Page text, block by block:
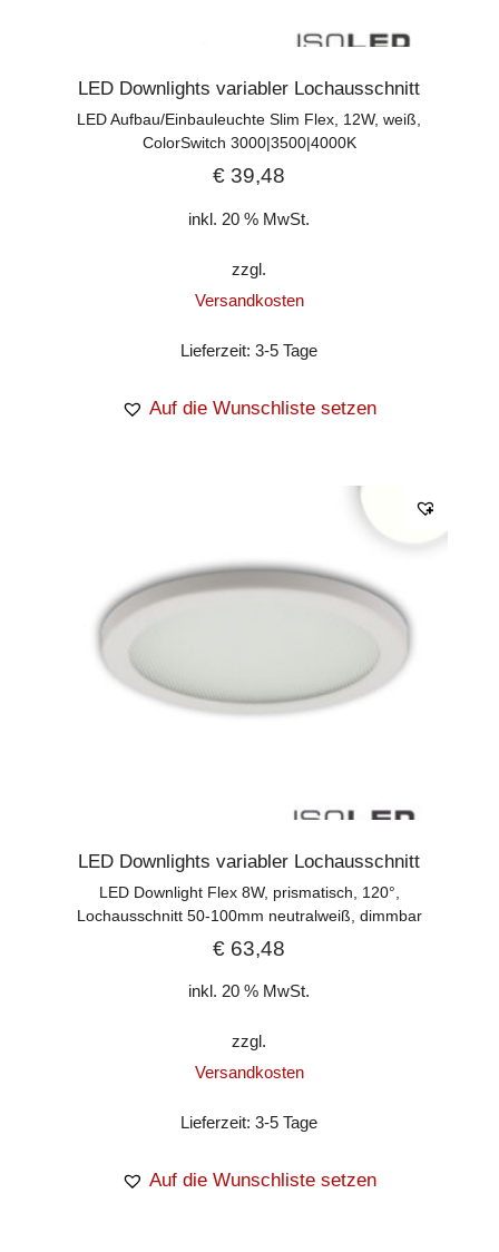
LED Downlights variabler Lochausschnitt
LED Aufbau/Einbauleuchte Slim Flex, 12W, weiß,
ColorSwitch 3000|3500|4000K
€ 39,48
inkl. 20 % MwSt.
zzgl.
Versandkosten
Lieferzeit:3-5 Tage
Auf die Wunschliste setzen
LED Downlights variabler Lochausschnitt
LED Downlight Flex 8W, prismatisch, 120°,
Lochausschnitt 50-100mm neutralweiß, dimmbar
€ 63,48
inkl. 20 % MwSt.
zzgl.
Versandkosten
Lieferzeit:3-5 Tage
Auf die Wunschliste setzen